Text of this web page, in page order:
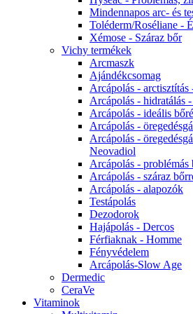
Mindennapos arc- és
Toléderm/Roséliane -
Xémose - Száraz bőr
Vichy termékek
Arcmaszk
Ajándékcsomag
Arcápolás - arctisztítás
Arcápolás - hidratálás
Arcápolás - ideális
Arcápolás -
Arcápolás -
Neovadiol
Arcápolás -
Arcápolás - száraz
Arcápolás - alapozók
Testápolás
Dezodorok
Hajápolás - Dercos
Férfiaknak - Homme
Fényvédelem
Arcápolás-Slow Age
Dermedic
CeraVe
Vitaminok